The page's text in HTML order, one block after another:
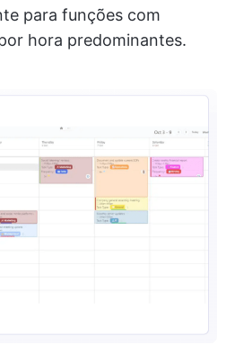
para funções com
hora predominantes.